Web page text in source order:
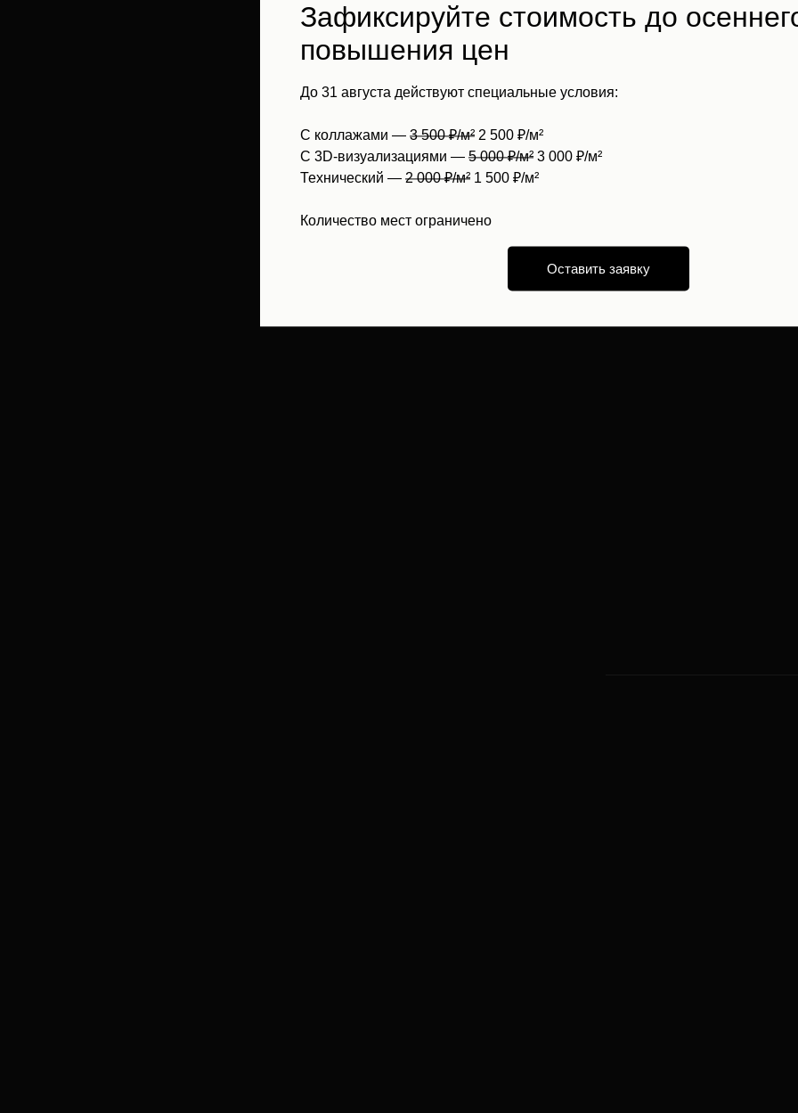
Зафиксируйте стоимость до
повышения цен
До 31 августа действуют специальные условия:
С коллажами — 3 500 ₽/м² 2 500 ₽/м²
С 3D-визуализациями — 5 000 ₽/м² 3 000 ₽/м²
Технический — 2 000 ₽/м² 1 500 ₽/м²
Количество мест ограничено
Оставить заявку